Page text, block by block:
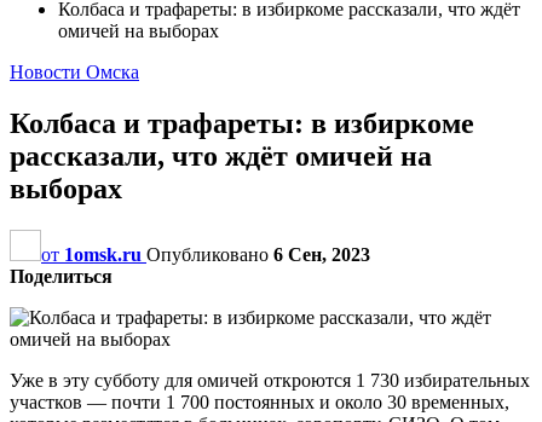
Колбаса и трафареты: в избиркоме рассказали, что ждёт
омичей на выборах
Новости Омска
Колбаса и трафареты: в избиркоме
рассказали, что ждёт омичей на
выборах
от 1omsk.ru Опубликовано 6 Сен, 2023
Поделиться
Уже в эту субботу для омичей откроются 1 730 избирательных
участков — почти 1 700 постоянных и около 30 временных,